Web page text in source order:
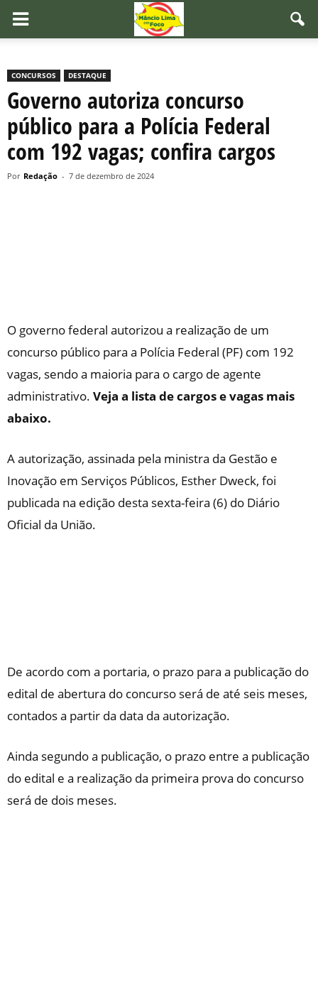
CONCURSOS DESTAQUE
Governo autoriza concurso
público para a Polícia Federal
com 192 vagas; confira cargos
Por Redação - 7 de dezembro de 2024
O governo federal autorizou a realização de um
concurso público para a Polícia Federal (PF) com 192
vagas, sendo a maioria para o cargo de agente
administrativo. Veja a lista de cargos e vagas mais
abaixo.
A autorização, assinada pela ministra da Gestão e
Inovação em Serviços Públicos, Esther Dweck, foi
publicada na edição desta sexta-feira (6) do Diário
Oficial da União.
De acordo com a portaria, o prazo para a publicação do
edital de abertura do concurso será de até seis meses,
contados a partir da data da autorização.
Ainda segundo a publicação, o prazo entre a publicação
do edital e a realização da primeira prova do concurso
será de dois meses.